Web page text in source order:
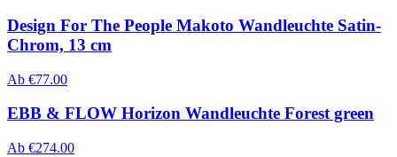
Design For The People Makoto Wandleuchte Satin-
Chrom, 13 cm
Ab €77.00
EBB & FLOW Horizon Wandleuchte Forest green
Ab €274.00